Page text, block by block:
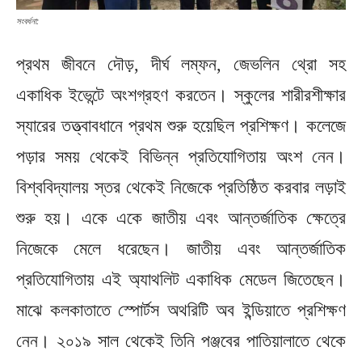
সংবর্ধনা:
প্রথম জীবনে দৌড়, দীর্ঘ লম্ফন, জেভলিন থ্রো সহ
একাধিক ইভেন্টে অংশগ্রহণ করতেন। স্কুলের শারীরশীক্ষার
স্যারের তত্ত্বাবধানে প্রথম শুরু হয়েছিল প্রশিক্ষণ। কলেজে
পড়ার সময় থেকেই বিভিন্ন প্রতিযোগিতায় অংশ নেন।
বিশ্ববিদ্যালয় স্তর থেকেই নিজেকে প্রতিষ্ঠিত করবার লড়াই
শুরু হয়। একে একে জাতীয় এবং আন্তর্জাতিক ক্ষেত্রে
নিজেকে মেলে ধরেছেন। জাতীয় এবং আন্তর্জাতিক
প্রতিযোগিতায় এই অ্যাথলিট একাধিক মেডেল জিতেছেন।
মাঝে কলকাতাতে স্পোর্টস অথরিটি অব ইন্ডিয়াতে প্রশিক্ষণ
নেন। ২০১৯ সাল থেকেই তিনি পঞ্জবের পাতিয়ালাতে থেকে